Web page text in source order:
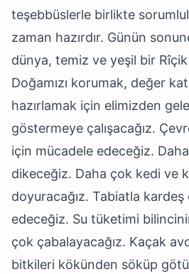
teşebbüslerle birlikte
zaman hazırdır. Günün
dünya, temiz ve yeşil bir
Doğamızı korumak, değer
hazırlamak için elimizden
göstermeye çalışacağız.
için mücadele edeceğiz.
dikeceğiz. Daha çok kedi ve
doyuracağız. Tabiatla
edeceğiz. Su tüketimi
çok çabalayacağız. Kaçak
bitkileri kökünden söküp